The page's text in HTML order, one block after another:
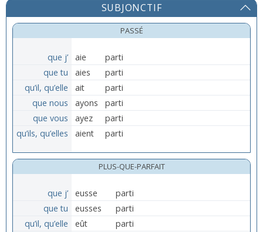
SUBJONCTIF
PASSÉ
que j’ aie
parti
que tu
aies
parti
qu’il, qu’elle
ait
parti
que nous
ayons
parti
que vous
ayez
parti
qu’ils, qu’elles
aient parti
PLUS-QUE-PARFAIT
que j’ eusse
parti
que tu
eusses
parti
qu’il, qu’elle
eût
parti